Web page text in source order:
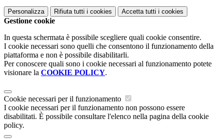
Personalizza Rifiuta tutti i cookies Accetta tutti i cookies
Gestione cookie
In questa schermata è possibile scegliere quali cookie consentire.
I cookie necessari sono quelli che consentono il funzionamento della
piattaforma e non è possibile disabilitarli.
Per conoscere quali sono i cookie necessari al funzionamento potete
visionare la COOKIE POLICY.
Cookie necessari per il funzionamento
I cookie necessari per il funzionamento non possono essere
disabilitati. È possibile consultare l'elenco nella pagina della cookie
policy.